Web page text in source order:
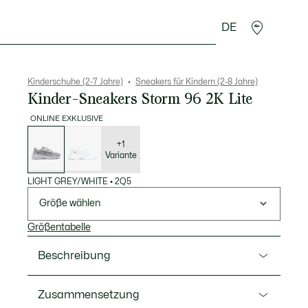
DE
Kinderschuhe (2-7 Jahre) Sneakers für Kindern (2-8 Jahre)
Kinder-Sneakers Storm 96 2K Lite
ONLINE EXKLUSIVE
+1
Variante
LIGHT GREY/WHITE • 2Q5
Größe wählen
Größentabelle
Beschreibung
Zusammensetzung